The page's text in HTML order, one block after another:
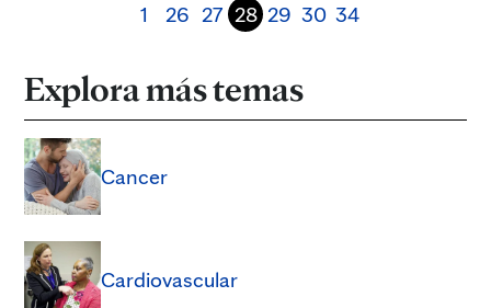
1 26 27 28 29 30 34
Explora más temas
Cancer
Cardiovascular